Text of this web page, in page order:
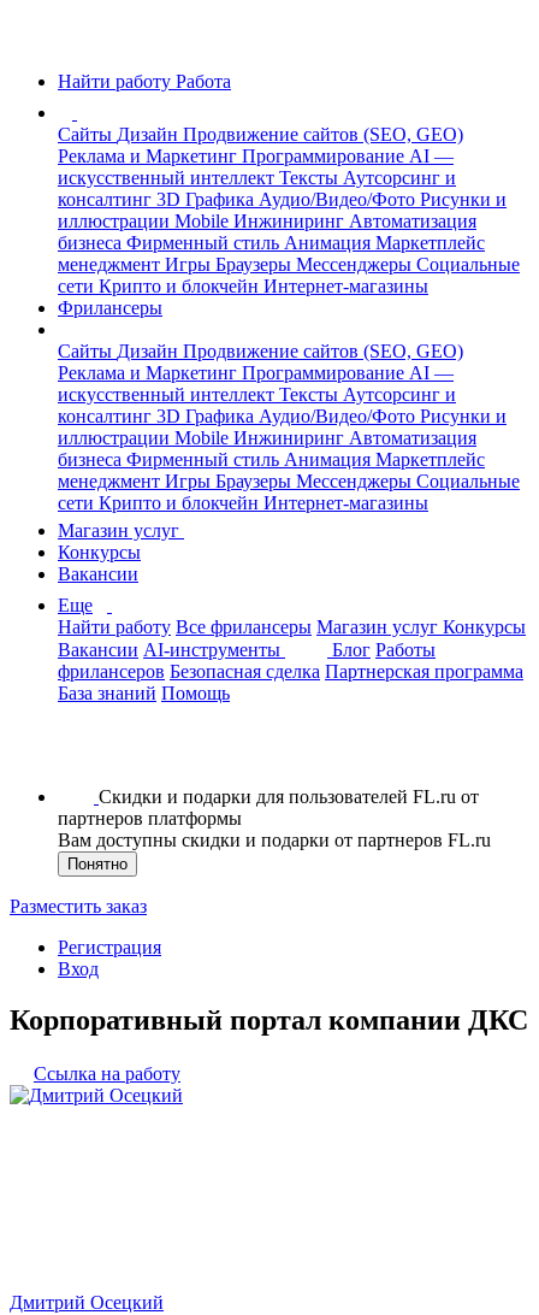
Найти работу Работа
Сайты Дизайн Продвижение сайтов (SEO, GEO)
Реклама и Маркетинг Программирование AI —
искусственный интеллект Тексты Аутсорсинг и
консалтинг 3D Графика Аудио/Видео/Фото Рисунки и
иллюстрации Mobile Инжиниринг Автоматизация
бизнеса Фирменный стиль Анимация Маркетплейс
менеджмент Игры Браузеры Мессенджеры Социальные
сети Крипто и блокчейн Интернет-магазины
Фрилансеры
Сайты Дизайн Продвижение сайтов (SEO, GEO)
Реклама и Маркетинг Программирование AI —
искусственный интеллект Тексты Аутсорсинг и
консалтинг 3D Графика Аудио/Видео/Фото Рисунки и
иллюстрации Mobile Инжиниринг Автоматизация
бизнеса Фирменный стиль Анимация Маркетплейс
менеджмент Игры Браузеры Мессенджеры Социальные
сети Крипто и блокчейн Интернет-магазины
Магазин услуг
Конкурсы
Вакансии
Еще
Найти работу Все фрилансеры Магазин услуг Конкурсы
Вакансии AI-инструменты Блог Работы
фрилансеров Безопасная сделка Партнерская программа
База знаний Помощь
Скидки и подарки для пользователей FL.ru от
партнеров платформы
Вам доступны скидки и подарки от партнеров FL.ru
Понятно
Разместить заказ
Регистрация
Вход
Корпоративный портал компании ДКС
Ссылка на работу
Дмитрий Осецкий